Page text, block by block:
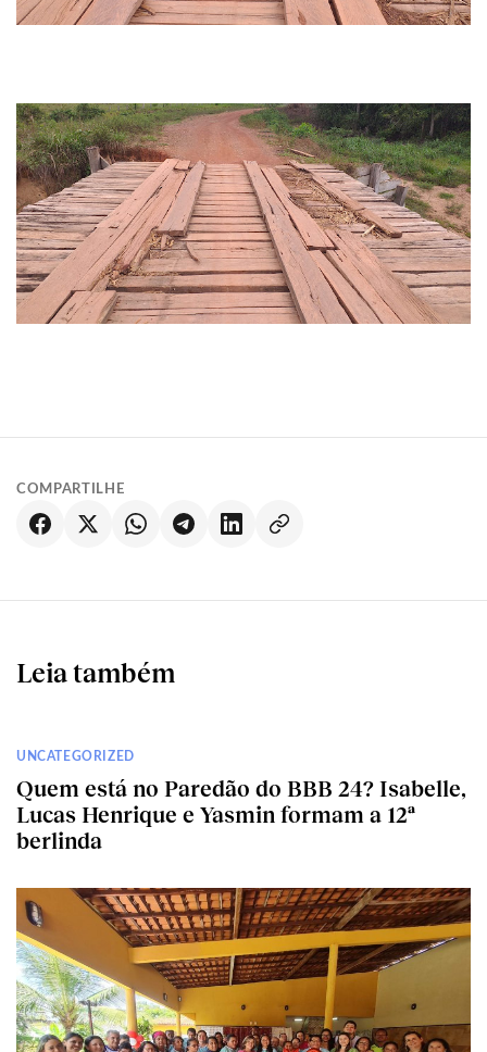
COMPARTILHE
Leia também
UNCATEGORIZED
Quem está no Paredão do BBB 24? Isabelle,
Lucas Henrique e Yasmin formam a 12ª
berlinda